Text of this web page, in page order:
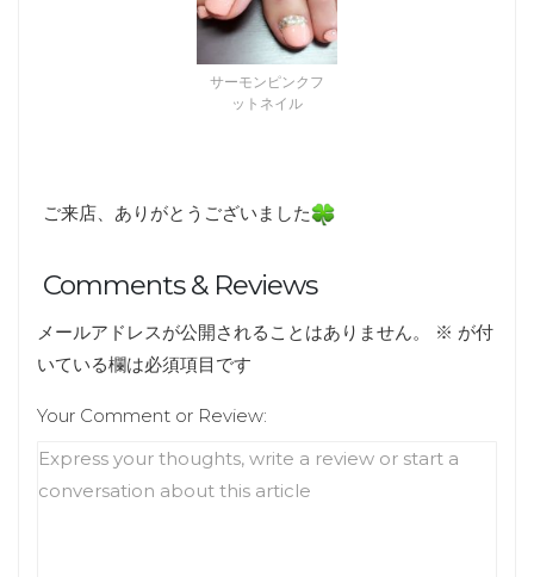
サーモンピンクフ
ットネイル
ご来店、ありがとうございました
Comments & Reviews
メールアドレスが公開されることはありません。 ※ が付
いている欄は必須項目です
Your Comment or Review: